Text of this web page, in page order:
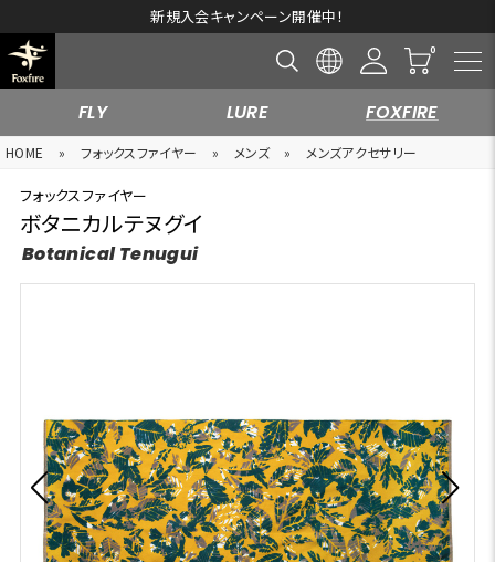
新規入会キャンペーン開催中！
FLY LURE FOXFIRE
HOME » フォックスファイヤー » メンズ » メンズアクセサリー
フォックスファイヤー
ボタニカルテヌグイ
Botanical Tenugui